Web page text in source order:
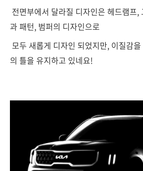
전면부에서 달라질 디자인은 헤드램프,
과 패턴, 범퍼의 디자인으로
모두 새롭게 디자인 되었지만, 이질감
의 틀을 유지하고 있네요!